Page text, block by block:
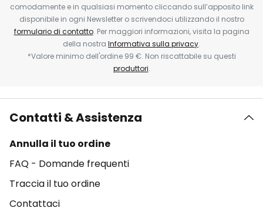
comodamente e in qualsiasi momento cliccando sull’apposito link
disponibile in ogni Newsletter o scrivendoci utilizzando il nostro
formulario di contatto. Per maggiori informazioni, visita la pagina
della nostra Informativa sulla privacy.
*Valore minimo dell'ordine 99 €. Non riscattabile su questi
produttori.
Contatti & Assistenza
Annulla il tuo ordine
FAQ - Domande frequenti
Traccia il tuo ordine
Contattaci